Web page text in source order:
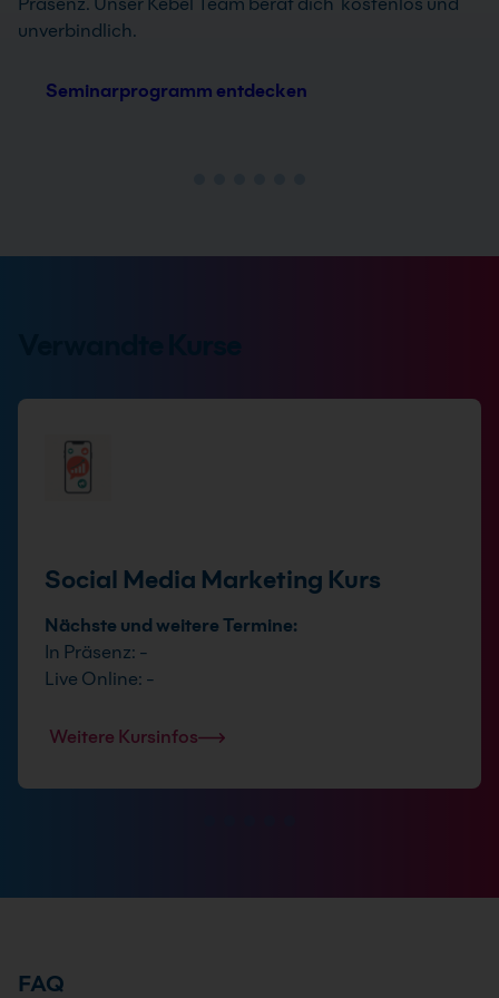
unverbindlich.
Seminarprogramm entdecken
Social Media Marketing Kurs
Nächste und weitere Termine:
In Präsenz: -
Live Online: -
Weitere Kursinfos
FAQ